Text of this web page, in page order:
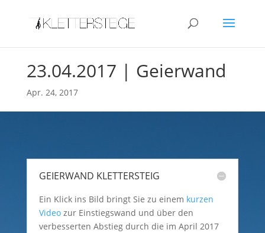
23.04.2017 | Geierwand
Apr. 24, 2017
GEIERWAND KLETTERSTEIG
Ein Klick ins Bild bringt Sie zu einem kurzen
Videozur Einstiegswand und über den
verbesserten Abstieg durch die im April 2017